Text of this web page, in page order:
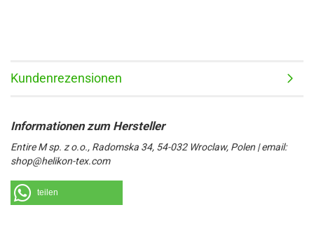
Kundenrezensionen
Entire M sp. z o.o., Radomska 34, 54-032 Wroclaw, Polen | email:
shop@helikon-tex.com
teilen